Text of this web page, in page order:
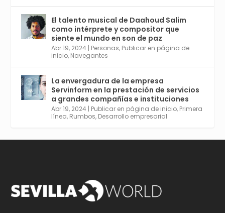
Avata
Sevilla World @worldsevilla ·
30 Abr 2024
Aprovéchalo si vives en Sevilla capital o
provincia. Curso gratuito en Internet de las
Cosas, Inteligencia Artificial y Smart Cities
plazo acaba el 2 de mayo. Dota de gran
empleabilidad. Ver y enlace a inscripción:
https://tinyurl.com/yu5xhwjr
El talento musical de Daahoud Salim
como intérprete y compositor que
siente el mundo en son de paz
Abr 19, 2024 | Personas, Publicar en página de
inicio, Navegantes
La envergadura de la empresa
Servinform en la prestación de servicios
a grandes compañías e instituciones
Abr 19, 2024 | Publicar en página de inicio, Primera
línea, Rumbos, Desarrollo empresarial